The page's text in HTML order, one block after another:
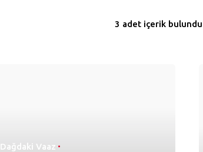
3 adet içerik bulundu
Dağdaki Vaaz